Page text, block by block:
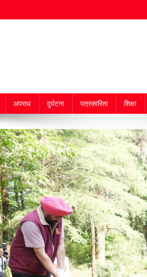
अपराध दुर्घटना पत्रकारिता शिक्षा